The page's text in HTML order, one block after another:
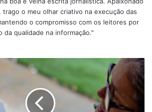
trago o meu olhar criativo na execução das
o compromisso com os leitores por
da qualidade na informação."